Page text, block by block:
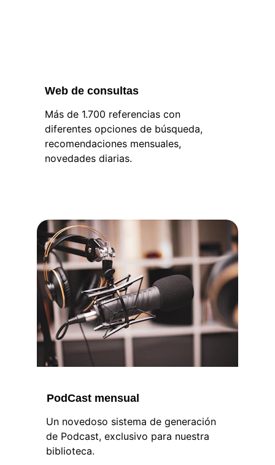
Web de consultas
Más de 1.700 referencias con
diferentes opciones de búsqueda,
recomendaciones mensuales,
novedades diarias.
PodCast mensual
Un novedoso sistema de generación
de Podcast, exclusivo para nuestra
biblioteca.